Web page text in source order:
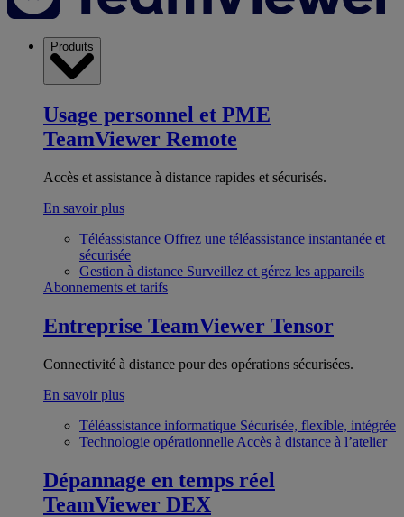
Produits
Usage personnel et PME
TeamViewer Remote
Accès et assistance à distance rapides et sécurisés.
En savoir plus
Téléassistance Offrez une téléassistance instantanée et
sécurisée
Gestion à distance Surveillez et gérez les appareils
Abonnements et tarifs
Entreprise TeamViewer Tensor
Connectivité à distance pour des opérations sécurisées.
En savoir plus
Téléassistance informatique Sécurisée, flexible, intégrée
Technologie opérationnelle Accès à distance à l’atelier
Dépannage en temps réel
TeamViewer DEX